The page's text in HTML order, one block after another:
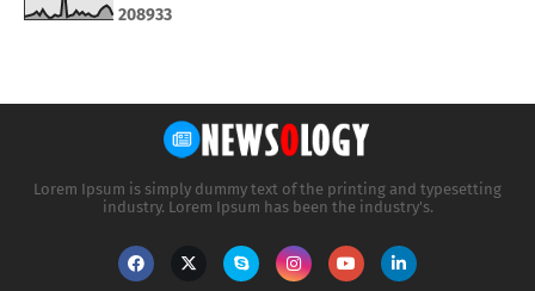
208933
Lorem Ipsum is simply dummy text of the printing and typesetting
industry. Lorem Ipsum has been the industry's.